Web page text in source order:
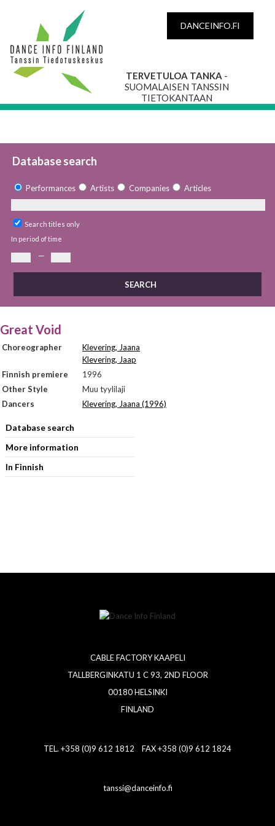
DANCEINFO.FI
TERVETULOA TANKA -
SUOMALAISEN TANSSIN
TIETOKANTAAN
Database search
Performances Artists Companies Articles
Search titles only
In period of time
—
Great Void
Choreographer
Klevering, Jaana
Klevering, Jaap
Finnish premiere
1996
Other Style
Muu tyylilaji
Dancers
Klevering, Jaana (1996)
Database search
More information
In Finnish
CABLE FACTORY KAAPELI
TALLBERGINKATU 1 C 93, 2ND FLOOR
00180 HELSINKI
FINLAND
TEL. +358 (0)9 612 1812 FAX +358 (0)9 612 1824
tanssi@danceinfo.fi